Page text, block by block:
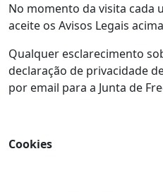
No momento da visita cada
aceite os Avisos Legais
Qualquer esclarecimento
declaração de privacidade
por email para a Junta de
Cookies